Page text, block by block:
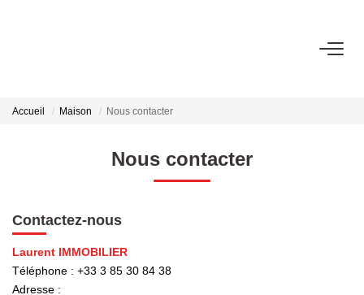
ESTIMER
NOS AGENCES
Accueil Maison Nous contacter
Nous contacter
Contactez-nous
Laurent IMMOBILIER
Téléphone : +33 3 85 30 84 38
Adresse :